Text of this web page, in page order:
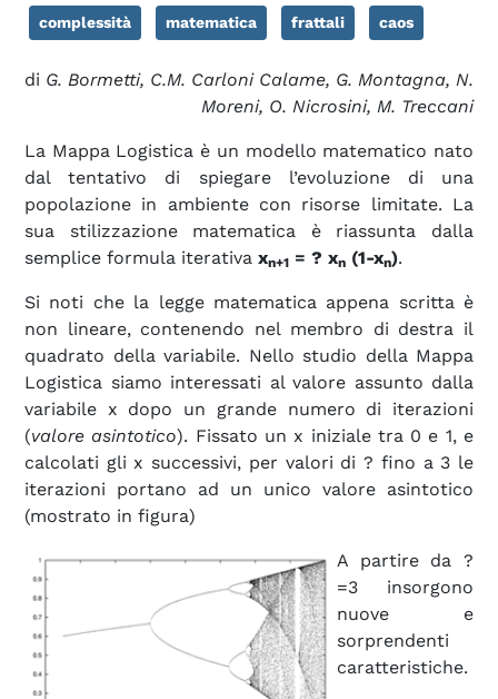
complessità matematica frattali caos
di G. Bormetti, C.M. Carloni Calame, G. Montagna, N.
Moreni, O. Nicrosini, M. Treccani
La Mappa Logistica è un modello matematico nato
dal tentativo di spiegare l’evoluzione di una
popolazione in ambiente con risorse limitate. La
sua stilizzazione matematica è riassunta dalla
semplice formula iterativa xn+1 = ? xn (1-xn).
Si noti che la legge matematica appena scritta è
non lineare, contenendo nel membro di destra il
quadrato della variabile. Nello studio della Mappa
Logistica siamo interessati al valore assunto dalla
variabile x dopo un grande numero di iterazioni
(valore asintotico). Fissato un x iniziale tra 0 e 1, e
calcolati gli x successivi, per valori di ? fino a 3 le
iterazioni portano ad un unico valore asintotico
(mostrato in figura)
A partire da ?
=3 insorgono
nuove e
sorprendenti
caratteristiche.